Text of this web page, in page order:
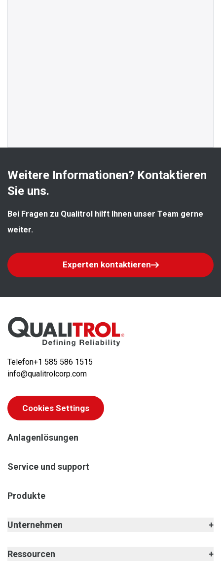
Weitere Informationen? Kontaktieren
Sie uns.
Bei Fragen zu Qualitrol hilft Ihnen unser Team gerne
weiter.
Experten kontaktieren
Telefon+1 585 586 1515
info@qualitrolcorp.com
Cookies Settings
Anlagenlösungen
Service und support
Produkte
Unternehmen
Ressourcen